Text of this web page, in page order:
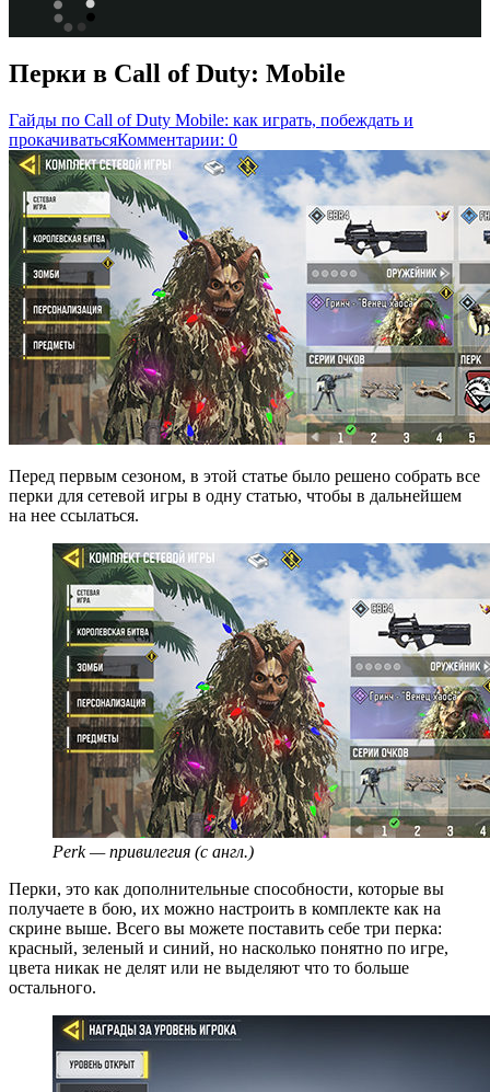
Перки в Call of Duty: Mobile
Гайды по Call of Duty Mobile: как играть, побеждать и
прокачиватьсяКомментарии: 0
Перед первым сезоном, в этой статье было решено собрать все
перки для сетевой игры в одну статью, чтобы в дальнейшем
на нее ссылаться.
Perk — привилегия (с англ.)
Перки, это как дополнительные способности, которые вы
получаете в бою, их можно настроить в комплекте как на
скрине выше. Всего вы можете поставить себе три перка:
красный, зеленый и синий, но насколько понятно по игре,
цвета никак не делят или не выделяют что то больше
остального.